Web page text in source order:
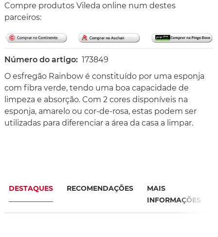
Compre produtos Vileda online num destes
parceiros:
Número do artigo: 173849
O esfregão Rainbow é constituído por uma esponja
com fibra verde, tendo uma boa capacidade de
limpeza e absorção. Com 2 cores disponíveis na
esponja, amarelo ou cor-de-rosa, estas podem ser
utilizadas para diferenciar a área da casa a limpar.
DESTAQUES RECOMENDAÇÕES
MAIS
INFORMAÇÕES